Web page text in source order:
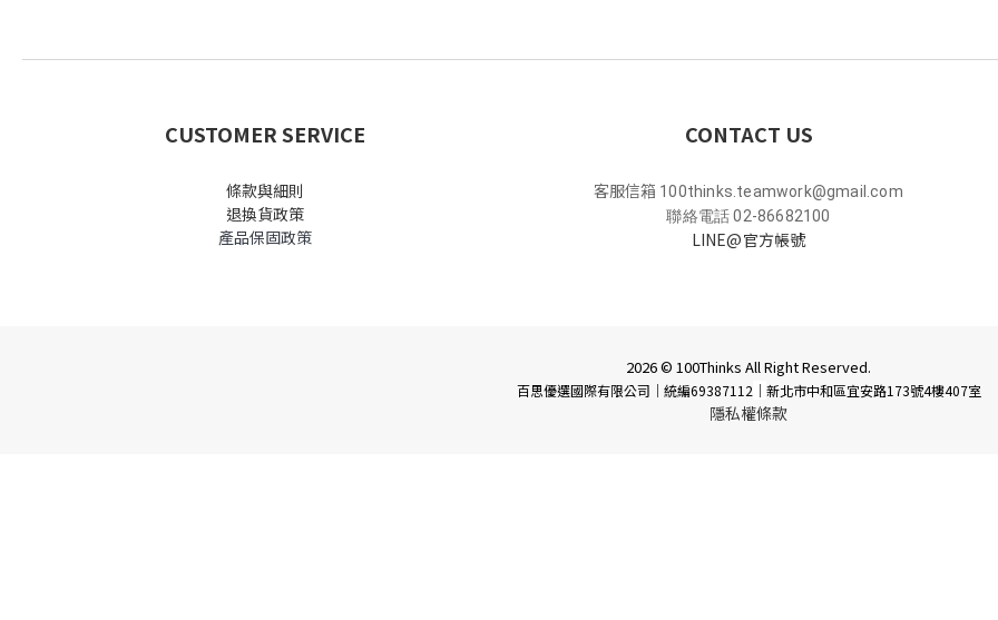
CUSTOMER SERVICE
條款與細則
退換貨政策
產品保固政策
CONTACT US
客服信箱 100thinks.teamwork@gmail.com
聯絡電話 02-86682100
LINE@官方帳號
2026 © 100Thinks All Right Reserved.
百思優選國際有限公司｜統編69387112 ｜ 新北市中和區宜安路173號4樓407室
隱私權條款